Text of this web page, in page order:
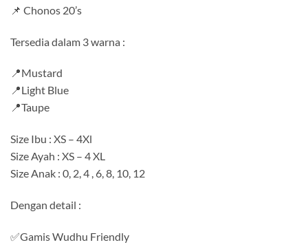
📌 Chonos 20’s
Tersedia dalam 3 warna :
📍Mustard
📍Light Blue
📍Taupe
Size Ibu : XS – 4Xl
Size Ayah : XS – 4 XL
Size Anak : 0, 2, 4 , 6, 8, 10, 12
Dengan detail :
✅Gamis Wudhu Friendly